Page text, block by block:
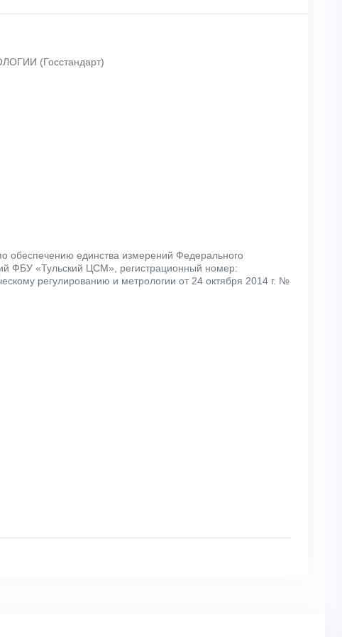
(Госстандарт)
единства измерений Федерального
ФБУ «Тульский ЦСМ», регистрационный номер:
регулированию и метрологии от 24 октября 2014 г. №